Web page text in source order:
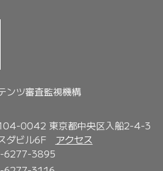
ンツ審査監視機構
0042 東京都中央区入船2-4-3
ダビル6F アクセス
6277-3895